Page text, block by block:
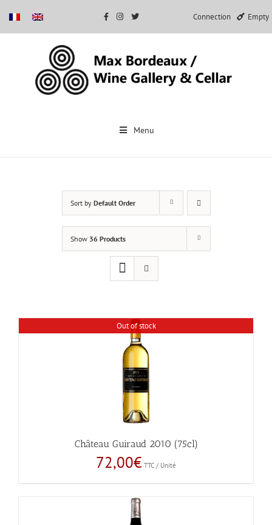
Connection Empty
Menu
Sort by Default Order
Show 36 Products
Out of stock
Château Guiraud 2010 (75cl)
72,00€ TTC / Unité